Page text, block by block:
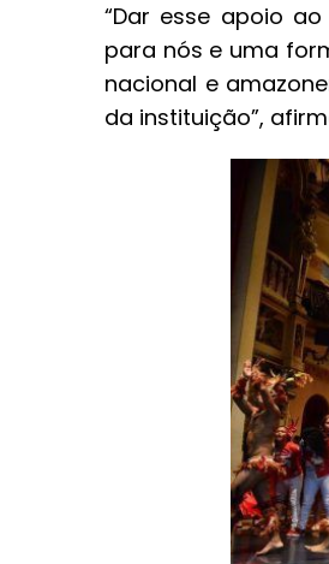
“Dar esse apoio
para nós e uma
nacional e
da instituição”,